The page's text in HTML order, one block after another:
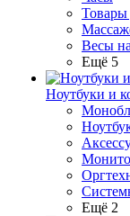
Товары
Весы
Ещё 5
Ноутбуки и
Ещё 2